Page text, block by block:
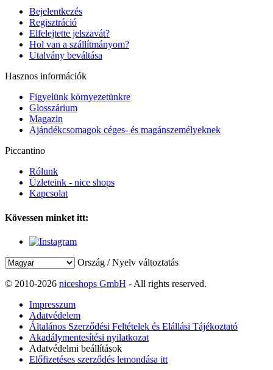
Bejelentkezés
Regisztráció
Elfelejtette jelszavát?
Hol van a szállítmányom?
Utalvány beváltása
Hasznos információk
Figyelünk környezetünkre
Glosszárium
Magazin
Ajándékcsomagok céges- és magánszemélyeknek
Piccantino
Rólunk
Üzleteink - nice shops
Kapcsolat
Kövessen minket itt:
Ország / Nyelv változtatás
© 2010-2026 niceshops GmbH - All rights reserved.
Impresszum
Adatvédelem
Általános Szerződési Feltételek és Elállási Tájékoztató
Akadálymentesítési nyilatkozat
Adatvédelmi beállítások
Előfizetéses szerződés lemondása itt